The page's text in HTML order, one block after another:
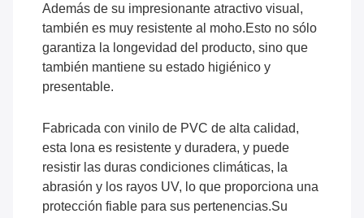
Además de su impresionante atractivo visual,
también es muy resistente al moho.Esto no sólo
garantiza la longevidad del producto, sino que
también mantiene su estado higiénico y
presentable.
Fabricada con vinilo de PVC de alta calidad,
esta lona es resistente y duradera, y puede
resistir las duras condiciones climáticas, la
abrasión y los rayos UV, lo que proporciona una
protección fiable para sus pertenencias.Su